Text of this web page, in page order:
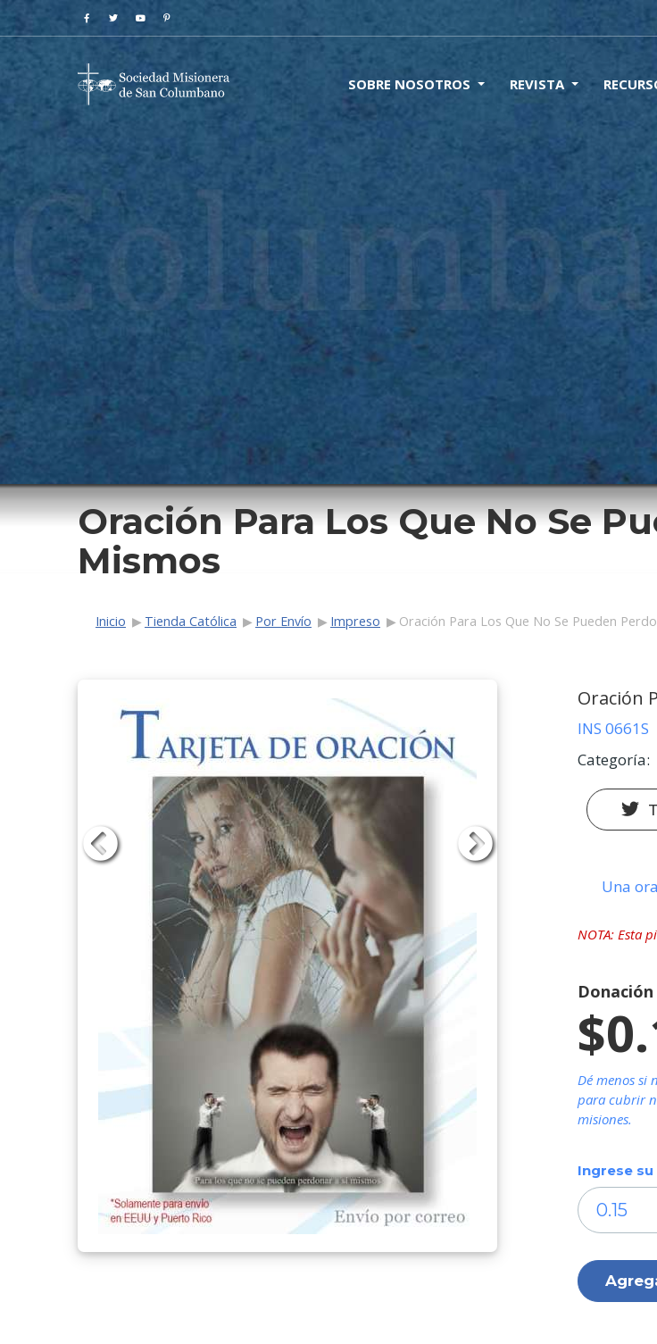
SOBRE NOSOTROS REVISTA
Oración Para Los Que No Se
Mismos
Ruta de navegación
Inicio Tienda Católica Por Envío Impreso Oración Para Los Que No Se Pueden
Oración
INS 0661S
Categoría
Una
NOTA: Esta
Dé menos si
para cubrir
misiones.
Ingrese